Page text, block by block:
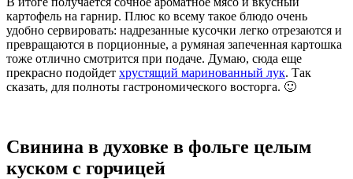
картофель на гарнир. Плюс ко всему такое блюдо очень
удобно сервировать: надрезанные кусочки легко отрезаются и
превращаются в порционные, а румяная запеченная картошка
тоже отлично смотрится при подаче. Думаю, сюда еще
прекрасно подойдет хрустящий маринованный лук. Так
сказать, для полноты гастрономического восторга. 🙂
Свинина в духовке в фольге целым
куском с горчицей